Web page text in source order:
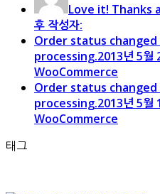
Love it! Thanks
후 작성자:
Order status
processing.2013년 5월
WooCommerce
Order status
processing.2013년 5월
WooCommerce
태그